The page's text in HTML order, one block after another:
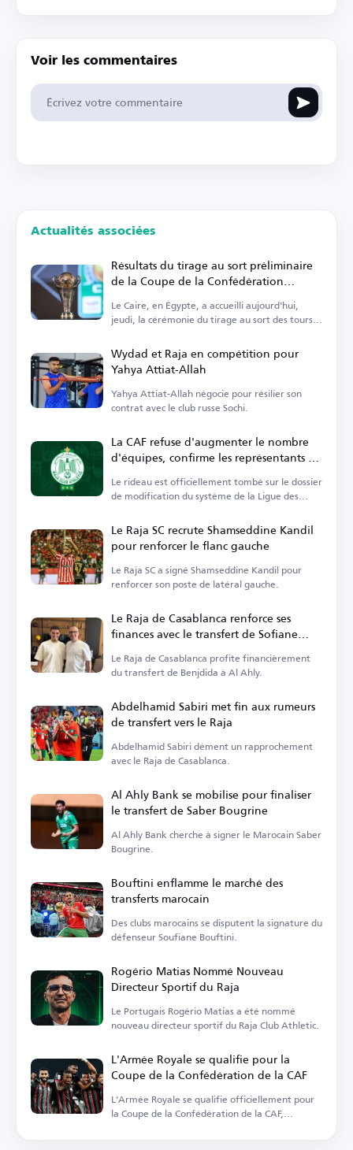
Voir les commentaires
Actualités associées
Résultats du tirage au sort préliminaire
de la Coupe de la Confédération
Africaine 2026-2027
Le Caire, en Égypte, a accueilli aujourd'hui,
jeudi, la cérémonie du tirage au sort des tours
Wydad et Raja en compétition pour
Yahya Attiat-Allah
Yahya Attiat-Allah négocie pour résilier son
contrat avec le club russe Sochi.
La CAF refuse d'augmenter le nombre
d'équipes, confirme les représentants du
Maroc et exclut le Wydad
Le rideau est officiellement tombé sur le dossier
de modification du système de la Ligue des
Le Raja SC recrute Shamseddine Kandil
pour renforcer le flanc gauche
Le Raja SC a signé Shamseddine Kandil pour
renforcer son poste de latéral gauche.
Le Raja de Casablanca renforce ses
finances avec le transfert de Sofiane
Benjdida à Al Ahly
Le Raja de Casablanca profite financièrement
du transfert de Benjdida à Al Ahly.
Abdelhamid Sabiri met fin aux rumeurs
de transfert vers le Raja
Abdelhamid Sabiri dément un rapprochement
avec le Raja de Casablanca.
Al Ahly Bank se mobilise pour finaliser
le transfert de Saber Bougrine
Al Ahly Bank cherche à signer le Marocain Saber
Bougrine.
Bouftini enflamme le marché des
transferts marocain
Des clubs marocains se disputent la signature du
défenseur Soufiane Bouftini.
Rogério Matias Nommé Nouveau
Directeur Sportif du Raja
Le Portugais Rogério Matias a été nommé
nouveau directeur sportif du Raja Club Athletic.
L'Armée Royale se qualifie pour la
Coupe de la Confédération de la CAF
L'Armée Royale se qualifie officiellement pour
la Coupe de la Confédération de la CAF,